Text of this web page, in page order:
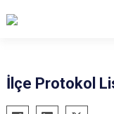
Adilcevaz
İlçe Protokol